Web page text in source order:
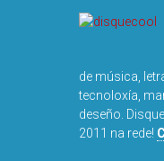
de música,
tecnoloxía,
deseño.
2011 na rede!